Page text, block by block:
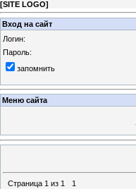
[SITE LOGO]
Вход на сайт
Логин:
Пароль:
запомнить
Меню сайта
Страница 1 из 1
1